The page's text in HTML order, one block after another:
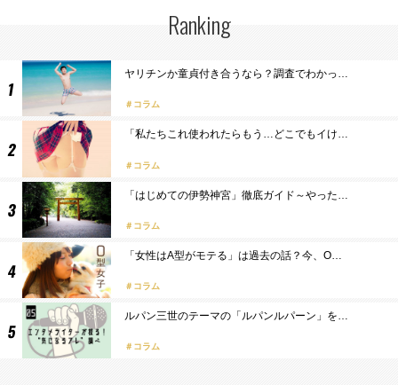
Ranking
ヤリチンか童貞付き合うなら？調査でわかっ…
コラム
「私たちこれ使われたらもう…どこでもイけ…
コラム
「はじめての伊勢神宮」徹底ガイド～やった…
コラム
「女性はA型がモテる」は過去の話？今、O…
コラム
ルパン三世のテーマの「ルパンルパーン」を…
コラム